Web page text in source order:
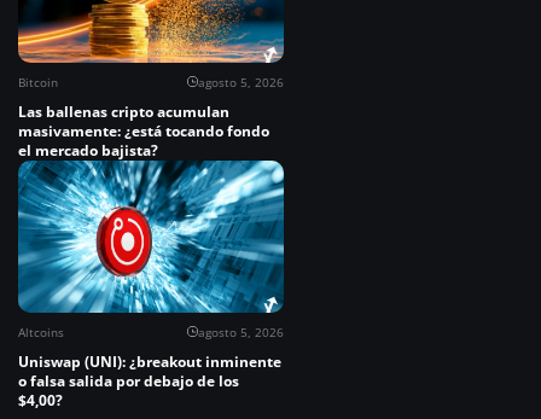
Bitcoin agosto 5, 2026
Las ballenas cripto acumulan
masivamente: ¿está tocando fondo
el mercado bajista?
Altcoins agosto 5, 2026
Uniswap (UNI): ¿breakout inminente
o falsa salida por debajo de los
$4,00?